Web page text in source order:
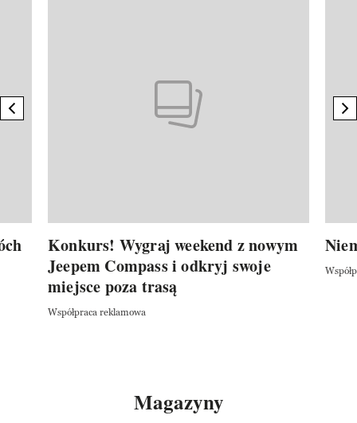
previous element
Konkurs! Wygraj weekend z nowym
Jeepem Compass i odkryj swoje
miejsce poza trasą
Współpraca reklamowa
Magazyny